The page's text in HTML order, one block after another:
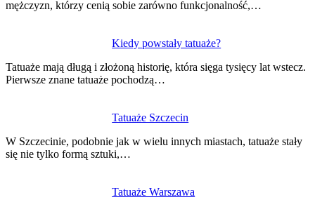
mężczyzn, którzy cenią sobie zarówno funkcjonalność,…
Kiedy powstały tatuaże?
Tatuaże mają długą i złożoną historię, która sięga tysięcy lat wstecz.
Pierwsze znane tatuaże pochodzą…
Tatuaże Szczecin
W Szczecinie, podobnie jak w wielu innych miastach, tatuaże stały
się nie tylko formą sztuki,…
Tatuaże Warszawa